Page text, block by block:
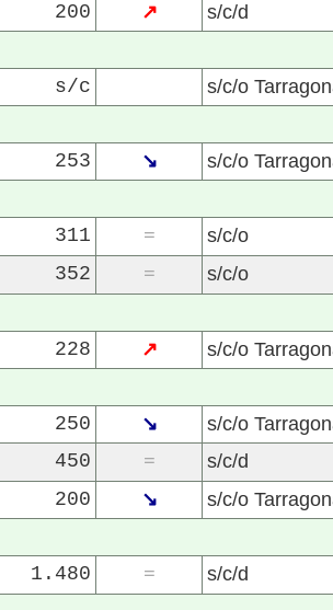
200 ↗
s/c/d
s/c
s/c/o
253 ↘
s/c/o
311 =
s/c/o
352 =
s/c/o
228 ↗
s/c/o
250 ↘
s/c/o
450 =
s/c/d
200 ↘
s/c/o
1.480 =
s/c/d